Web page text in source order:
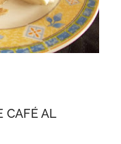
CAFÉ AL